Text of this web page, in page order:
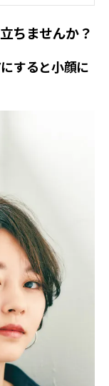
ちませんか？
すると小顔に